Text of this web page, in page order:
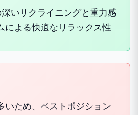
いリクライニングと重力感
による快適なリラックス性
いため、ベストポジション